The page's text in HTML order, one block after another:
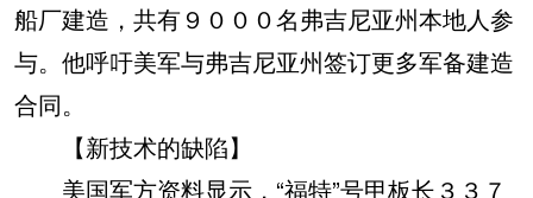
船厂建造，共有９０００名弗吉尼亚州本地人参
与。他呼吁美军与弗吉尼亚州签订更多军备建造
合同。
【新技术的缺陷】
美国军方资料显示，“福特”号甲板长３３７